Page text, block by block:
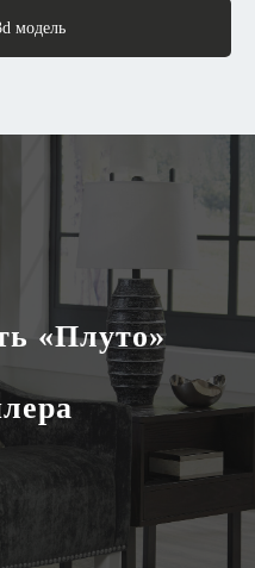
модель
«Плуто»